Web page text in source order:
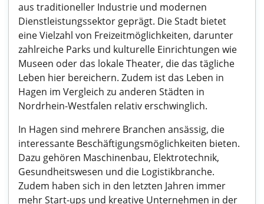
aus traditioneller Industrie und modernen
Dienstleistungssektor geprägt. Die Stadt bietet
eine Vielzahl von Freizeitmöglichkeiten, darunter
zahlreiche Parks und kulturelle Einrichtungen wie
Museen oder das lokale Theater, die das tägliche
Leben hier bereichern. Zudem ist das Leben in
Hagen im Vergleich zu anderen Städten in
Nordrhein-Westfalen relativ erschwinglich.
In Hagen sind mehrere Branchen ansässig, die
interessante Beschäftigungsmöglichkeiten bieten.
Dazu gehören Maschinenbau, Elektrotechnik,
Gesundheitswesen und die Logistikbranche.
Zudem haben sich in den letzten Jahren immer
mehr Start-ups und kreative Unternehmen in der